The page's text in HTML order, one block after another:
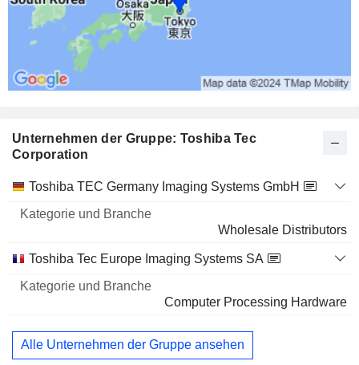
OKUWA CO., LTD.
53.003
SEVEN & I HOLDINGS CO., LTD.
215 911 $
DAISYO CORPORATION
0,14 %
0,14 %
AEON CO., LTD.
Unternehmen der Gruppe: Toshiba Tec
Corporation
Name
Kategorie
Branche
Toshiba TEC Germany Imaging Systems GmbH
Wholesale Distributors
Toshiba Tec Europe Imaging Systems SA
Computer Processing Hardware
Alle Unternehmen der Gruppe ansehen